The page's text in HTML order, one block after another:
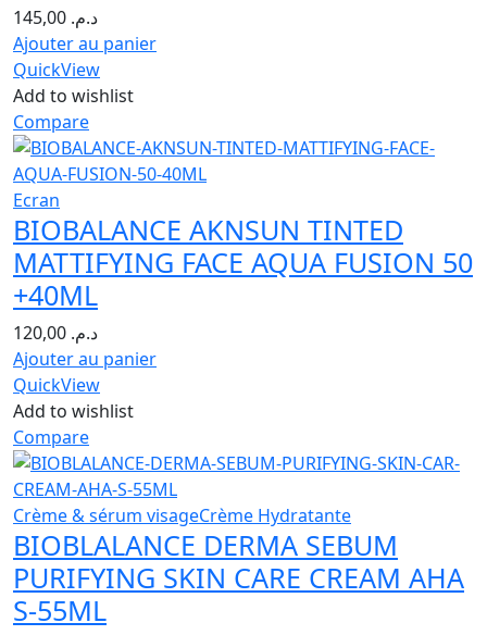
د.م.
Ajouter au panier
QuickView
Add to wishlist
Compare
Ecran
BIOBALANCE AKNSUN TINTED
MATTIFYING FACE AQUA FUSION 50
+40ML
د.م.
Ajouter au panier
QuickView
Add to wishlist
Compare
Crème & sérum visageCrème Hydratante
BIOBLALANCE DERMA SEBUM
PURIFYING SKIN CARE CREAM AHA
S-55ML